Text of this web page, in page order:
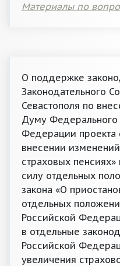
Материалы по
О поддержке
Законодательного
Севастополя по
Думу Федерального
Федерации проекта
внесении
страховых
силу отдельных
закона «О
отдельных
Российской
в отдельные
Российской
увеличения